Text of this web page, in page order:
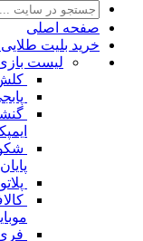
صفحه اصلی
خرید بلیت
لیست
پایان
پلاتو PLATO
فری